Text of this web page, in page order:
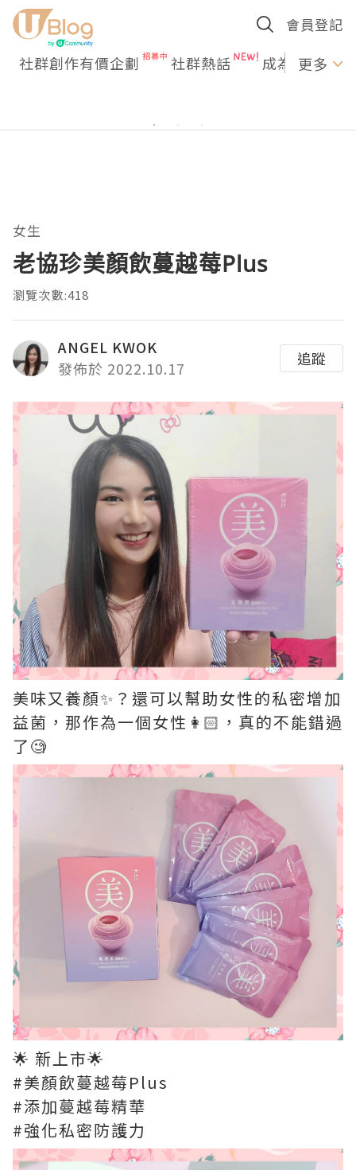
會員登記
社群創作有價企劃 社群熱話 成為U更多
女生
老協珍美顏飲蔓越莓Plus
瀏覽次數:418
ANGEL KWOK
發佈於 2022.10.17
追蹤
美味又養顏✨？還可以幫助女性的私密增加
益菌，那作為一個女性👩🏻，真的不能錯過
了🧐
🌟 新上市🌟
#美顏飲蔓越莓Plus
#添加蔓越莓精華
#強化私密防護力